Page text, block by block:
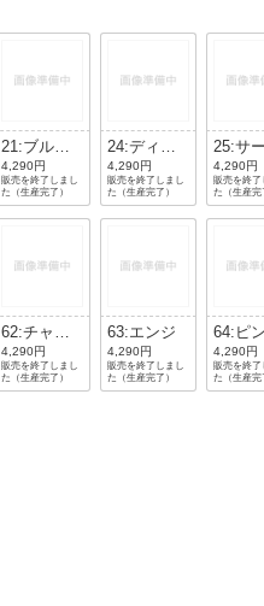
21:ブルー
アトール
4,290円
販売を終了しまし
た（生産完了）
24:ディー
バブルー
4,290円
販売を終了しまし
た（生産完了）
25:サ
ブルー
4,290円
販売を終了
た（生産完
62:チャイ
ニーズレッ
ド
4,290円
販売を終了しまし
た（生産完了）
63:エンジ
4,290円
販売を終了しまし
た（生産完了）
64:ピ
4,290円
販売を終了
た（生産完